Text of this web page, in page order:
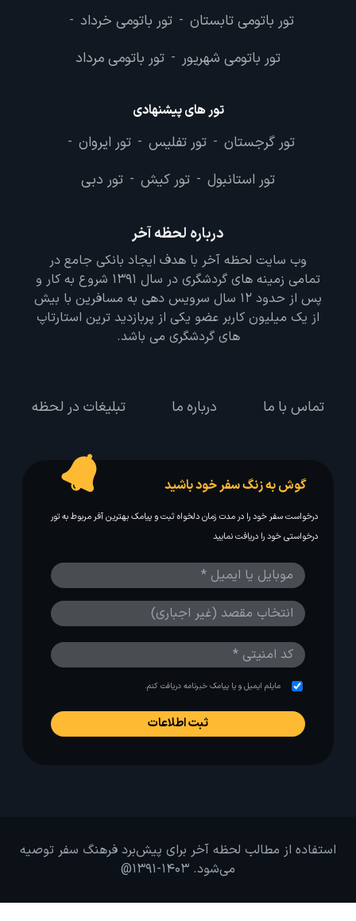
تور باتومی تابستان - تور باتومی خرداد -
تور باتومی شهریور - تور باتومی مرداد
تور های پیشنهادی
تور گرجستان - تور تفلیس - تور ایروان -
تور استانبول - تور کیش - تور دبی
درباره لحظه آخر
وب سایت لحظه آخر با هدف ایجاد بانکی جامع در
تمامی زمینه های گردشگری در سال 1391 شروع به کار و
پس از حدود 12 سال سرویس دهی به مسافرین با بیش
از یک میلیون کاربر عضو یکی از پربازدید ترین استارتاپ
های گردشگری می باشد.
تماس با ما درباره ما تبلیغات در لحظه
گوش به زنگ سفر خود باشید
درخواست سفر خود را در مدت زمان دلخواه ثبت و پیامک بهترین آفر مربوط به تور
درخواستی خود را دریافت نمایید
مایلم ایمیل و یا پیامک خبرنامه دریافت کنم.
استفاده از مطالب لحظه آخر برای پیش‌برد فرهنگ سفر توصیه
می‌شود. 1403-1391@